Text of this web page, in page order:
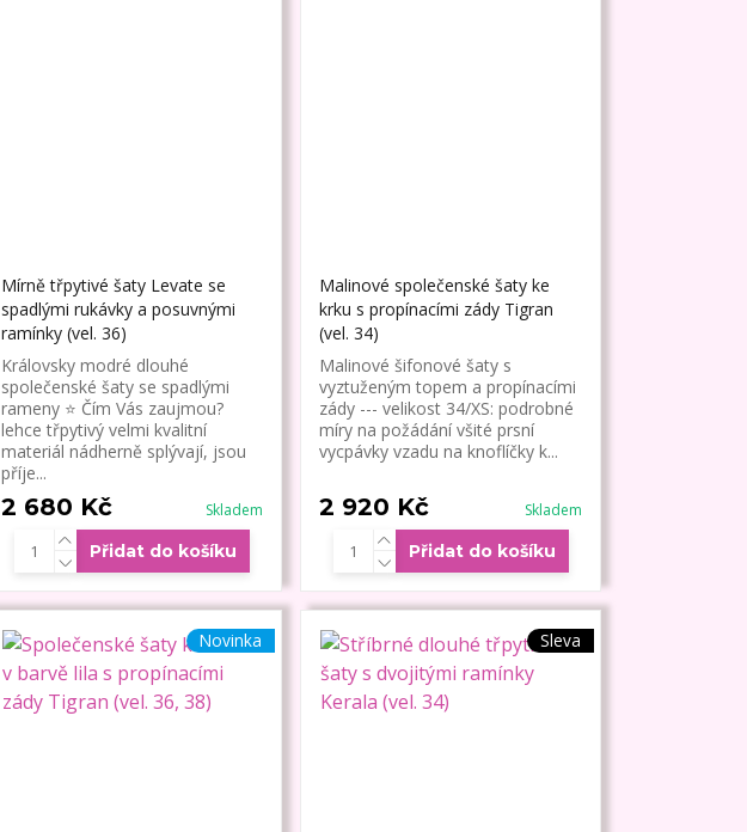
Mírně třpytivé šaty Levate se
spadlými rukávky a posuvnými
ramínky (vel. 36)
Královsky modré dlouhé
společenské šaty se spadlými
rameny ⭐ Čím Vás zaujmou?
lehce třpytivý velmi kvalitní
materiál nádherně splývají, jsou
příje...
2 680 Kč Skladem
Přidat do košíku
Malinové společenské šaty ke
krku s propínacími zády Tigran
(vel. 34)
Malinové šifonové šaty s
vyztuženým topem a propínacími
zády --- velikost 34/XS: podrobné
míry na požádání všité prsní
vycpávky vzadu na knoflíčky k...
2 920 Kč Skladem
Přidat do košíku
Novinka Sleva